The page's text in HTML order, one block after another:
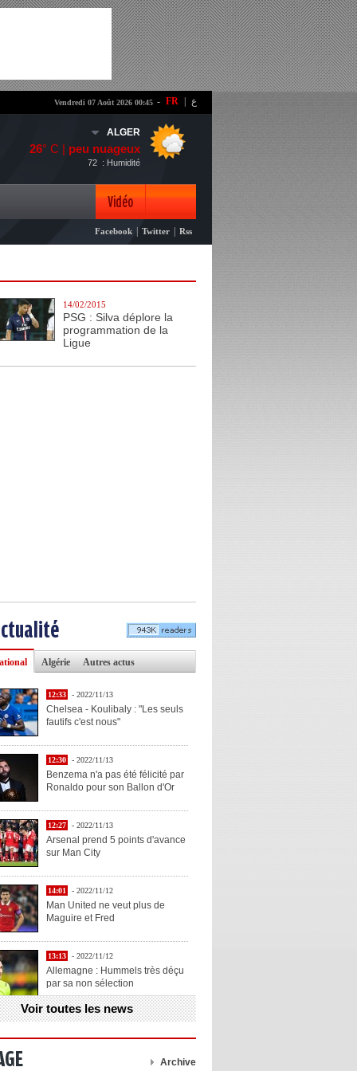
- FR ع Vendredi 07 Août 2026 00:45
ALGER
26° C | peu nuageux
: Humidité
72
Vidéo
Photo
Facebook Twitter Rss
14/02/2015
PSG : Silva déplore la
programmation de la
Ligue
Algérie Autres actus
12:33 - 2022/11/13
Chelsea - Koulibaly : "Les seuls
fautifs c'est nous"
12:30 - 2022/11/13
Benzema n'a pas été félicité par
Ronaldo pour son Ballon d'Or
12:27 - 2022/11/13
Arsenal prend 5 points d'avance
sur Man City
14:01 - 2022/11/12
Man United ne veut plus de
Maguire et Fred
13:13 - 2022/11/12
Allemagne : Hummels très déçu
par sa non sélection
13:11 - 2022/11/12
Henry explique la chose qu'il
Voir toutes les news
Archive